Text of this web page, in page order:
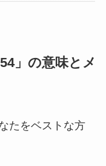
」の意味とメ
たをベストな方